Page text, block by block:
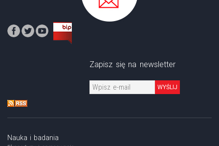
Zapisz się na newsletter
WYŚLIJ
Nauka i badania